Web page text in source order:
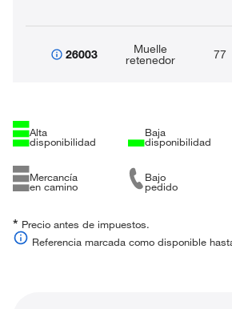
26003 Muelle
retenedor 77
Alta
disponibilidad
Baja
disponibilidad
Mercancía
en camino
Bajo
pedido
* Precio antes de impuestos.
Referencia marcada como disponible